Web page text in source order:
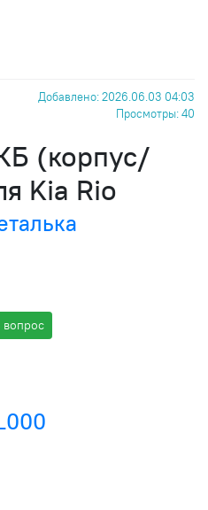
Добавлено: 2026.06.03 04:03
Просмотры: 40
(корпус/
Kia Rio
вопрос